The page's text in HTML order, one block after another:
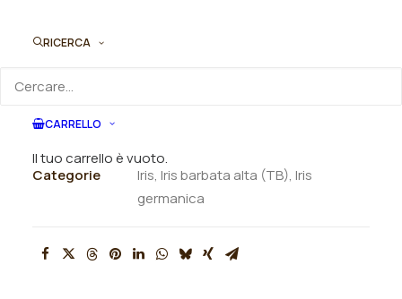
RICERCA
CARRELLO
Il tuo carrello è vuoto.
SKU
N/A
Categorie
Iris, Iris barbata alta (TB), Iris
germanica